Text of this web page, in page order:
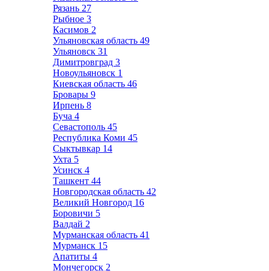
Рязань 27
Рыбное 3
Касимов 2
Ульяновская область 49
Ульяновск 31
Димитровград 3
Новоульяновск 1
Киевская область 46
Бровары 9
Ирпень 8
Буча 4
Севастополь 45
Республика Коми 45
Сыктывкар 14
Ухта 5
Усинск 4
Ташкент 44
Новгородская область 42
Великий Новгород 16
Боровичи 5
Валдай 2
Мурманская область 41
Мурманск 15
Апатиты 4
Мончегорск 2